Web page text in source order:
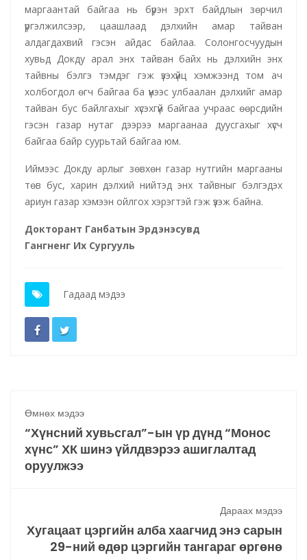
маргаантай байгаа нь бүрэн эрхт байдлын зөрчил
үргэлжилсээр, цаашлаад дэлхийн амар тайван
алдагдахвий гэсэн айдас байлаа. Солонгосчуудын
хувьд Докду арал энх тайван байх нь дэлхийн энх
тайвны бэлгэ тэмдэг гэж үзэхүйц хэмжээнд том ач
холбогдол өгч байгаа ба үүнээс улбаалан дэлхийг амар
тайван бус байлгахыг хүсэхгүй байгаа учраас өөрсдийн
гэсэн газар нутаг дээрээ маргаанаа дуусгахыг хүсч
байгаа байр суурьтай байгаа юм.
Иймээс Докду арлыг зөвхөн газар нутгийн маргааны
төв бус, харин дэлхий нийтэд энх тайвныг бэлгэдэх
ариун газар хэмээн ойлгох хэрэгтэй гэж үзэж байна.
Докторант Ганбатын Эрдэнэсувд
Гангненг Их Сургууль
Гадаад мэдээ
Өмнөх мэдээ
“Хүнсний хувьсгал”-ын үр дүнд “Монос
хүнс” ХК шинэ үйлдвэрээ ашиглалтад
оруулжээ
Дараах мэдээ
Хугацаат цэргийн алба хаагчид энэ сарын
29-ний өдөр цэргийн тангараг өргөнө